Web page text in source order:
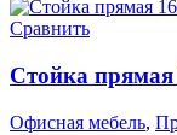
Сравнить
Стойка
Офисная мебель,